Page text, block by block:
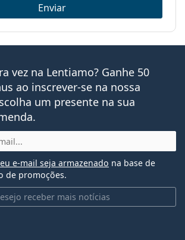
Enviar
vez na Lentiamo? Ganhe 50
ao inscrever-se na nossa
um presente na sua
receber mais notícias
e-mail seja armazenado na base de
de promoções.